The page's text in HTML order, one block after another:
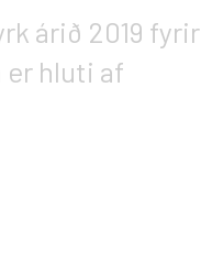
árið 2019 fyrir
er hluti af